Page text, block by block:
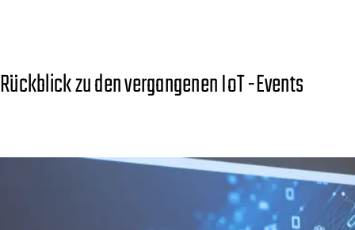
Rückblick zu den vergangenen IoT -Events